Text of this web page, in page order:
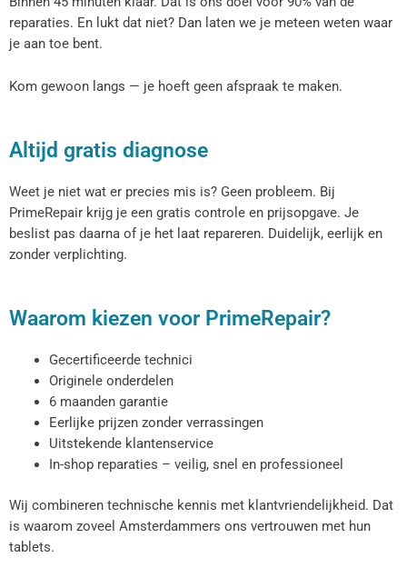
reparaties. En lukt dat niet? Dan laten we je meteen weten waar
je aan toe bent.
Kom gewoon langs — je hoeft geen afspraak te maken.
Altijd gratis diagnose
Weet je niet wat er precies mis is? Geen probleem. Bij
PrimeRepair krijg je een gratis controle en prijsopgave. Je
beslist pas daarna of je het laat repareren. Duidelijk, eerlijk en
zonder verplichting.
Waarom kiezen voor PrimeRepair?
Gecertificeerde technici
Originele onderdelen
6 maanden garantie
Eerlijke prijzen zonder verrassingen
Uitstekende klantenservice
In-shop reparaties – veilig, snel en professioneel
Wij combineren technische kennis met klantvriendelijkheid. Dat
is waarom zoveel Amsterdammers ons vertrouwen met hun
tablets.